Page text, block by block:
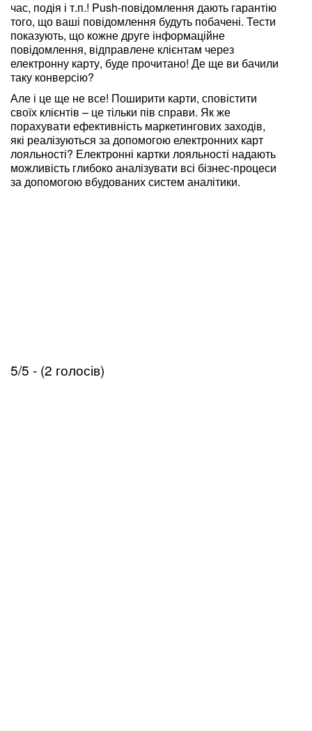
час, подія і т.п.! Push-повідомлення дають гарантію
того, що ваші повідомлення будуть побачені. Тести
показують, що кожне друге інформаційне
повідомлення, відправлене клієнтам через
електронну карту, буде прочитано! Де ще ви бачили
таку конверсію?
Але і це ще не все! Поширити карти, сповістити
своїх клієнтів – це тільки пів справи. Як же
порахувати ефективність маркетингових заходів,
які реалізуються за допомогою електронних карт
лояльності? Електронні картки лояльності надають
можливість глибоко аналізувати всі бізнес-процеси
за допомогою вбудованих систем аналітики.
5/5 - (2 голосів)